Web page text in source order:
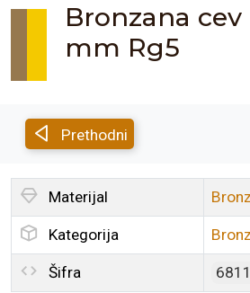
Bronzana cev
mm Rg5
Prethodni
Materijal
Kategorija
Šifra